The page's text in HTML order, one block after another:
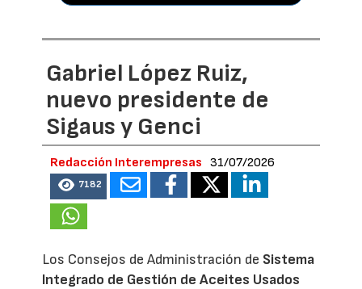
Gabriel López Ruiz,
nuevo presidente de
Sigaus y Genci
Redacción Interempresas 31/07/2026
7182
Los Consejos de Administración de Sistema
Integrado de Gestión de Aceites Usados